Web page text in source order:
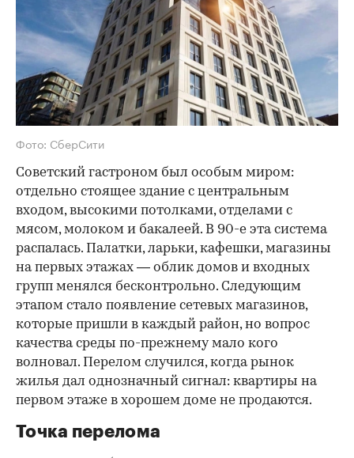
Фото: СберСити
Советский гастроном был особым миром:
отдельно стоящее здание с центральным
входом, высокими потолками, отделами с
мясом, молоком и бакалеей. В 90-е эта система
распалась. Палатки, ларьки, кафешки, магазины
на первых этажах — облик домов и входных
групп менялся бесконтрольно. Следующим
этапом стало появление сетевых магазинов,
которые пришли в каждый район, но вопрос
качества среды по-прежнему мало кого
волновал. Перелом случился, когда рынок
жилья дал однозначный сигнал: квартиры на
первом этаже в хорошем доме не продаются.
Точка перелома